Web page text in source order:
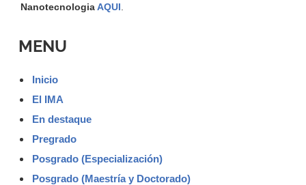
NanotecnologiaAQUI
MENU
Inicio
El IMA
En destaque
Pregrado
Posgrado (Especialización)
Posgrado (Maestría y Doctorado)